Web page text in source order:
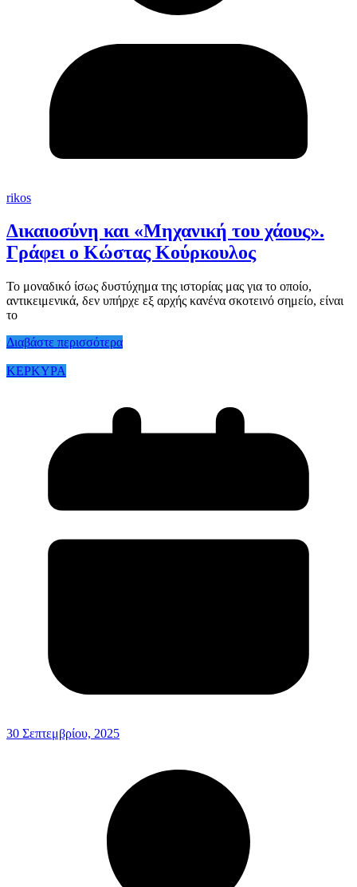
rikos
Δικαιοσύνη και «Μηχανική του χάους».
Γράφει ο Κώστας Κούρκουλος
Το μοναδικό ίσως δυστύχημα της ιστορίας μας για το οποίο,
αντικειμενικά, δεν υπήρχε εξ αρχής κανένα σκοτεινό σημείο, είναι
το
Διαβάστε περισσότερα
ΚΕΡΚΥΡΑ
30 Σεπτεμβρίου, 2025